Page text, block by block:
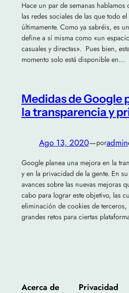
Hace un par de semanas
las redes sociales de las que todo
últimamente. Como ya sabréis, es
define a sí misma como «un
casuales y directas». Pues bien,
momento solo está disponible en…
Medidas de Google
la transparencia y
Ago 13, 2020—poradmin
Google planea una mejora en la
y en la privacidad de la gente. En
avances sobre las nuevas mejoras
cabo para lograr este objetivo, las
eliminación de cookies de
grandes retos para ciertas
Acerca de Privacidad